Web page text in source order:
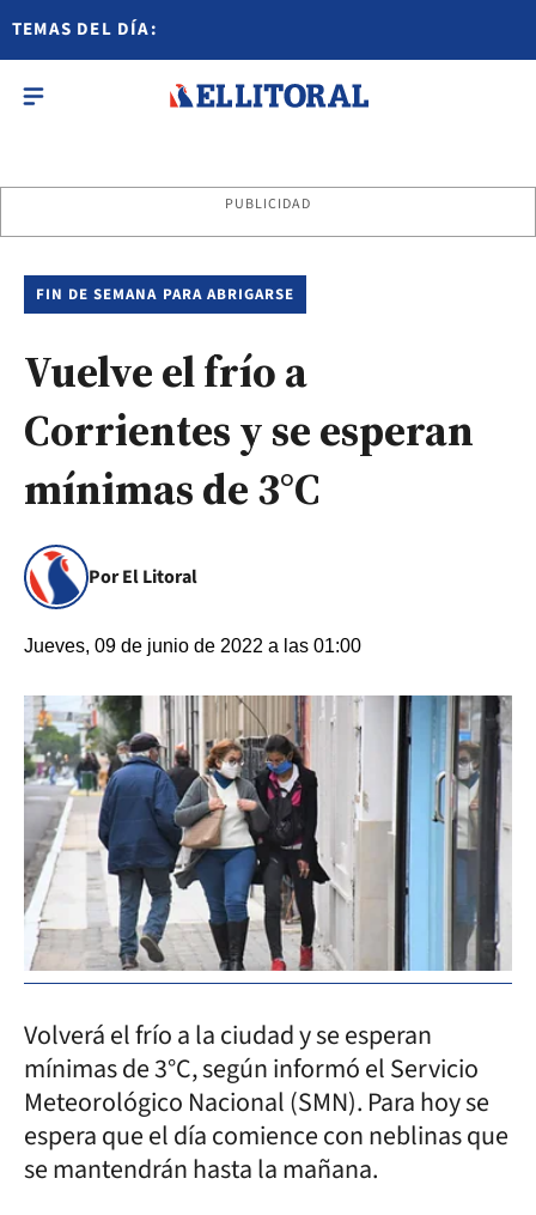
TEMAS DEL DÍA:
PUBLICIDAD
FIN DE SEMANA PARA ABRIGARSE
Vuelve el frío a
Corrientes y se esperan
mínimas de 3°C
Por El Litoral
Jueves, 09 de junio de 2022 a las 01:00
Volverá el frío a la ciudad y se esperan
mínimas de 3°C, según informó el Servicio
Meteorológico Nacional (SMN). Para hoy se
espera que el día comience con neblinas que
se mantendrán hasta la mañana.